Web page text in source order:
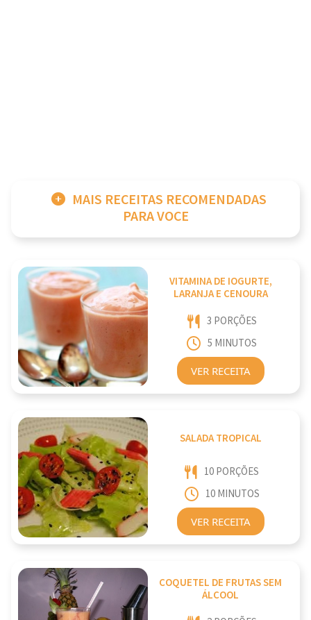
MAIS RECEITAS RECOMENDADAS
PARA VOCE
VITAMINA DE IOGURTE,
LARANJA E CENOURA
3 PORÇÕES
5 MINUTOS
VER RECEITA
SALADA TROPICAL
10 PORÇÕES
10 MINUTOS
VER RECEITA
COQUETEL DE FRUTAS SEM
ÁLCOOL